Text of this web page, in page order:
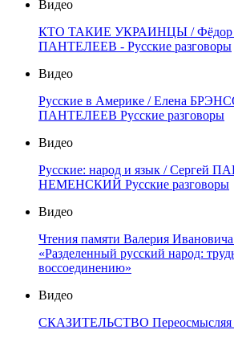
Видео
КТО ТАКИЕ УКРАИНЦЫ / Фёдор
ПАНТЕЛЕЕВ - Русские разговоры
Видео
Русские в Америке / Елена
ПАНТЕЛЕЕВ Русские разговоры
Видео
Русские: народ и язык / Сергей
НЕМЕНСКИЙ Русские разговоры
Видео
Чтения памяти Валерия
«Разделенный русский народ:
воссоединению»
Видео
СКАЗИТЕЛЬСТВО Переосмысляя